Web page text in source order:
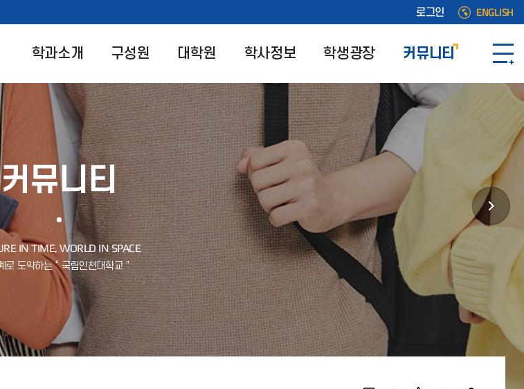
로그인 ENGLISH
학과소개 구성원 대학원 학사정보 학생광장 커뮤니티
커뮤니티